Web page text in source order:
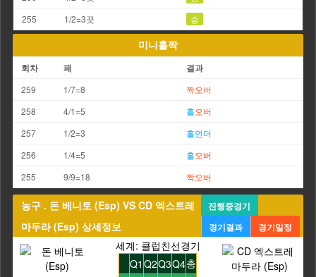
255
1/2=3끗 승
미니홀짝
회차 패 결과
259 1/7=8 짝오버
258
4/1=5 홀오버
257
1/2=3 홀언더
256
1/4=5 홀오버
255
9/9=18 짝오버
농구 . 돈 베니토 (Esp) VS CD 엑스트레
마두라 (Esp) 상세정보
진행중경기
경기결과
경기일정
세계: 클럽친선경기
Q1 Q2Q3Q4총